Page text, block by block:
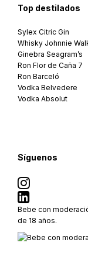
Top destilados
Sylex Citric Gin
Whisky Johnnie
Ginebra Seagram’s
Ron Flor de Caña 7
Ron Barceló
Vodka Belvedere
Vodka Absolut
Síguenos
Bebe con
de 18 años.